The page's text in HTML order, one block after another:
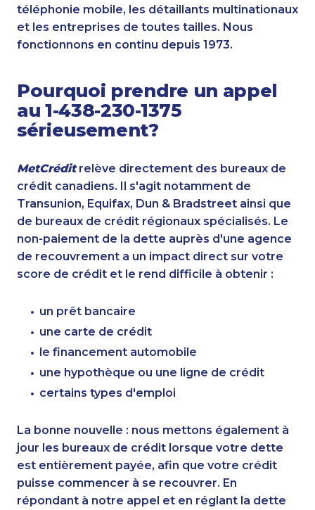
téléphonie mobile, les détaillants multinationaux
et les entreprises de toutes tailles. Nous
fonctionnons en continu depuis 1973.
Pourquoi prendre un appel
au 1-438-230-1375
sérieusement?
MetCréditrelève directement des bureaux de
crédit canadiens. Il s'agit notamment de
Transunion, Equifax, Dun & Bradstreet ainsi que
de bureaux de crédit régionaux spécialisés. Le
non-paiement de la dette auprès d'une agence
de recouvrement a un impact direct sur votre
score de crédit et le rend difficile à obtenir :
un prêt bancaire
une carte de crédit
le financement automobile
une hypothèque ou une ligne de crédit
certains types d'emploi
La bonne nouvelle : nous mettons également à
jour les bureaux de crédit lorsque votre dette
est entièrement payée, afin que votre crédit
puisse commencer à se recouvrer. En
répondant à notre appel et en réglant la dette